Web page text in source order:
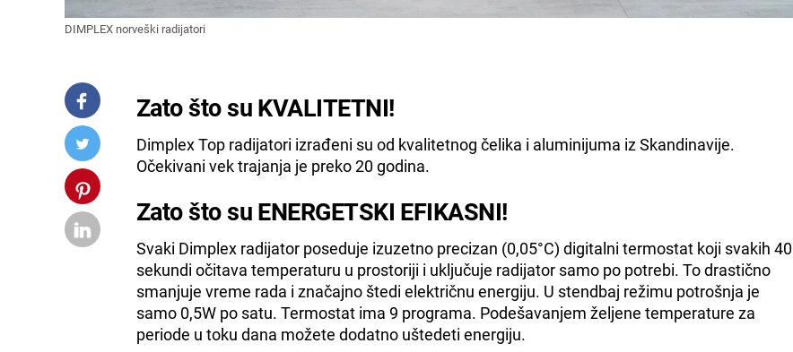
DIMPLEX norveški radijatori
Zato što su KVALITETNI!
Dimplex Top radijatori izrađeni su od kvalitetnog čelika i aluminijuma iz Skandinavije.
Očekivani vek trajanja je preko 20 godina.
Zato što su ENERGETSKI EFIKASNI!
Svaki Dimplex radijator poseduje izuzetno precizan (0,05°C) digitalni termostat koji svakih 40
sekundi očitava temperaturu u prostoriji i uključuje radijator samo po potrebi. To drastično
smanjuje vreme rada i značajno štedi električnu energiju. U stendbaj režimu potrošnja je
samo 0,5W po satu. Termostat ima 9 programa. Podešavanjem željene temperature za
periode u toku dana možete dodatno uštedeti energiju.